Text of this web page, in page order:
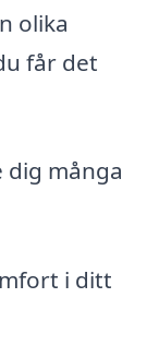
olika
får det
dig många
i ditt